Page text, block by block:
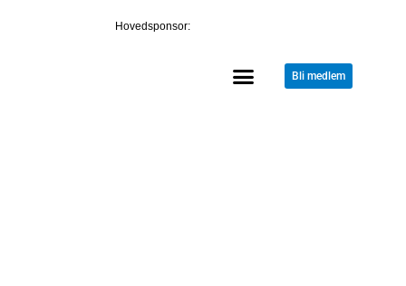
Hovedsponsor:
Bli medlem